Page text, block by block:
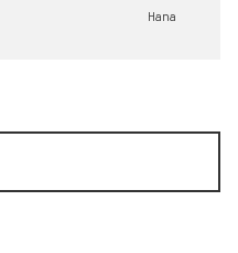
Hana